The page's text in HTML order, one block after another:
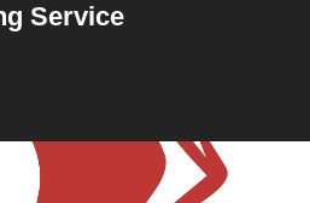
Service